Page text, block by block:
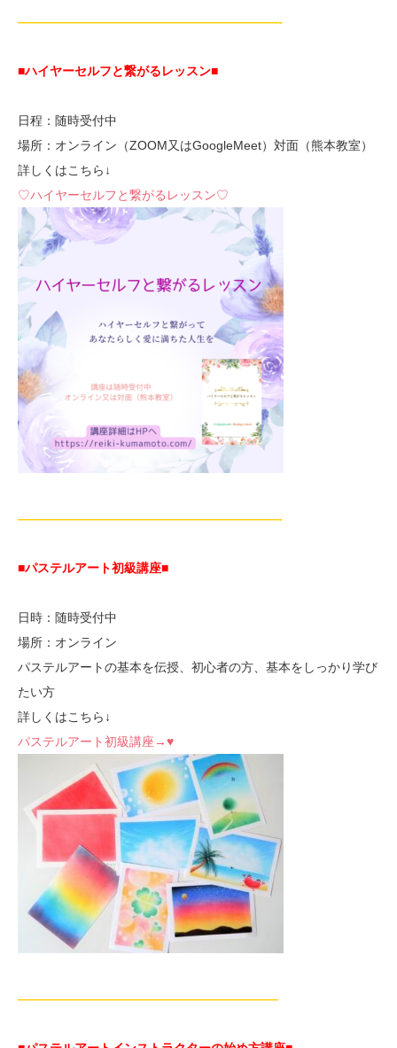
—————————————————————-
■ハイヤーセルフと繋がるレッスン■
日程：随時受付中
場所：オンライン（ZOOM又はGoogleMeet）対面（熊本教室）
詳しくはこちら↓
♡ハイヤーセルフと繋がるレッスン♡
—————————————————————-
■パステルアート初級講座■
日時：随時受付中
場所：オンライン
パステルアートの基本を伝授、初心者の方、基本をしっかり学び
たい方
詳しくはこちら↓
パステルアート初級講座→♥
—————————————————————